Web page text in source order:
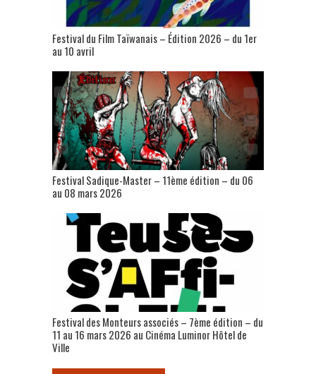
Festival du Film Taïwanais – Édition 2026 – du 1er
au 10 avril
Festival Sadique-Master – 11ème édition – du 06
au 08 mars 2026
Festival des Monteurs associés – 7ème édition – du
11 au 16 mars 2026 au Cinéma Luminor Hôtel de
Ville